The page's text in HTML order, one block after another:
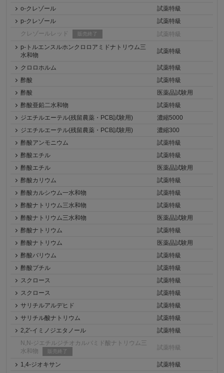
o-クレゾール
試薬特級
p-クレゾール
試薬特級
クレゾールレッド
販売終了
試薬特級
p-トルエンスルホンクロロアミドナトリウム三
水和物
試薬特級
クロロホルム
試薬特級
酢酸
試薬特級
酢酸
医薬品試験用
酢酸亜鉛二水和物
試薬特級
ジエチルエーテル(残留農薬・PCB試験用)
濃縮5000
ジエチルエーテル(残留農薬・PCB試験用)
濃縮300
酢酸アンモニウム
試薬特級
酢酸エチル
試薬特級
酢酸エチル
医薬品試験用
酢酸カリウム
試薬特級
酢酸カルシウム一水和物
試薬特級
酢酸ナトリウム三水和物
試薬特級
酢酸ナトリウム三水和物
医薬品試験用
酢酸ナトリウム
試薬特級
酢酸ナトリウム
医薬品試験用
酢酸バリウム
試薬特級
酢酸ブチル
試薬特級
スクロース
試薬特級
スクロース
試薬特級
サリチルアルデヒド
試薬特級
サリチル酸ナトリウム
試薬特級
2,2'-イミノジエタノール
試薬特級
N,N-ジエチルジチオカルバミド酸ナトリウム三
水和物
販売終了
試薬特級
1,4-ジオキサン
試薬特級